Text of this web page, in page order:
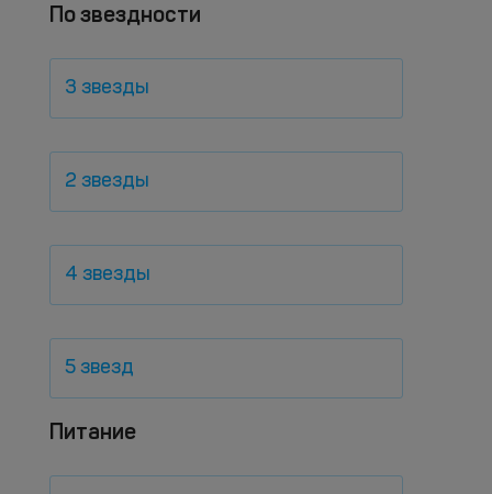
По звездности
3 звезды
2 звезды
4 звезды
5 звезд
Питание